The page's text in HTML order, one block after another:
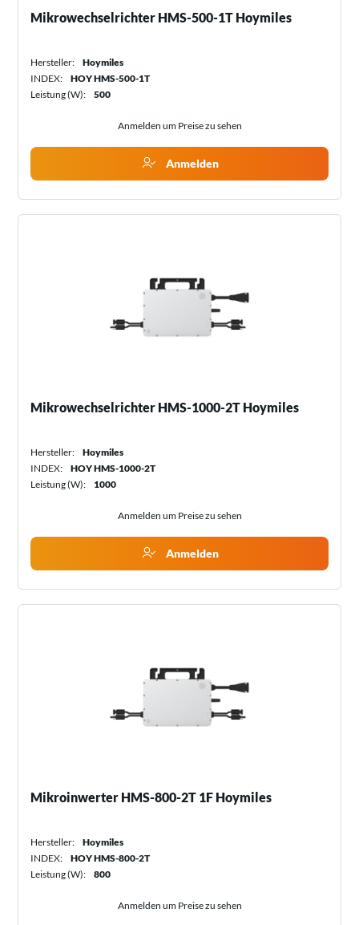
Mikrowechselrichter HMS-500-1T Hoymiles
Hersteller:
Hoymiles
INDEX:
HOY HMS-500-1T
Leistung (W):
500
Anmelden um Preise zu sehen
Anmelden
Mikrowechselrichter HMS-1000-2T Hoymiles
Hersteller:
Hoymiles
INDEX:
HOY HMS-1000-2T
Leistung (W):
1000
Anmelden um Preise zu sehen
Anmelden
Mikroinwerter HMS-800-2T 1F Hoymiles
Hersteller:
Hoymiles
INDEX:
HOY HMS-800-2T
Leistung (W):
800
Anmelden um Preise zu sehen